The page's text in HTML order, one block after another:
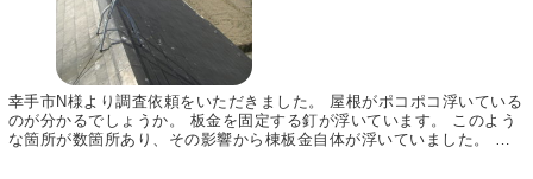
幸手市N様より調査依頼をいただきました。 屋根がポコポコ浮いている
のが分かるでしょうか。 板金を固定する釘が浮いています。 このよう
な箇所が数箇所あり、その影響から棟板金自体が浮いていました。 ち